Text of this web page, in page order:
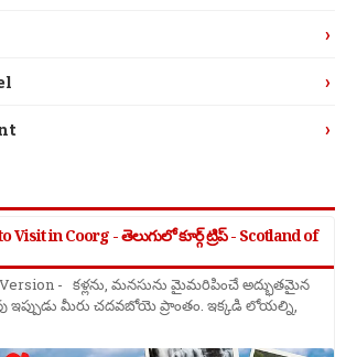
›
›
›
Visit in Coorg - తెలుగులో కూర్గ్ ట్రిప్ - Scotland of
- కళ్లను, మనసును మైమరిపించే అద్భుతమైన
ఇప్పుడు మీరు చదవబోయె ప్రాంతం. ఇక్కడి లోయల్ని,